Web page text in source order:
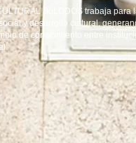
SóLODOS trabaja
y desarrollo cultural,
de conocimiento entre